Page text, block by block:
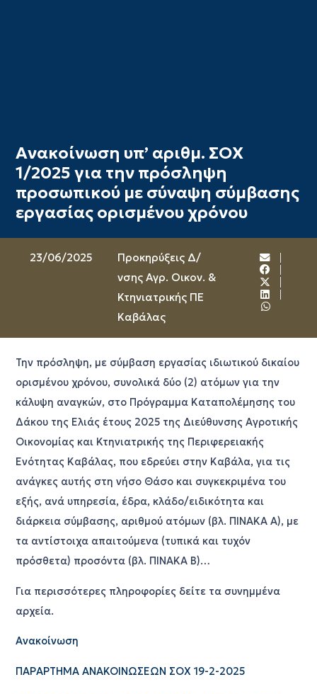
Ανακοίνωση υπ’ αριθμ. ΣΟΧ
1/2025 για την πρόσληψη
προσωπικού με σύναψη σύμβασης
εργασίας ορισμένου χρόνου
23/06/2025
Προκηρύξεις Δ/
νσης Αγρ. Οικον. &
Κτηνιατρικής ΠΕ
Καβάλας
Την πρόσληψη, με σύμβαση εργασίας ιδιωτικού δικαίου
ορισμένου χρόνου, συνολικά δύο (2) ατόμων για την
κάλυψη αναγκών, στο Πρόγραμμα Καταπολέμησης του
Δάκου της Ελιάς έτους 2025 της Διεύθυνσης Αγροτικής
Οικονομίας και Κτηνιατρικής της Περιφερειακής
Ενότητας Καβάλας, που εδρεύει στην Καβάλα, για τις
ανάγκες αυτής στη νήσο Θάσο και συγκεκριμένα του
εξής, ανά υπηρεσία, έδρα, κλάδο/ειδικότητα και
διάρκεια σύμβασης, αριθμού ατόμων (βλ. ΠΙΝΑΚΑ Α), με
τα αντίστοιχα απαιτούμενα (τυπικά και τυχόν
πρόσθετα) προσόντα (βλ. ΠΙΝΑΚΑ Β)…
Για περισσότερες πληροφορίες δείτε τα συνημμένα
αρχεία.
Ανακοίνωση
ΠΑΡΑΡΤΗΜΑ ΑΝΑΚΟΙΝΩΣΕΩΝ ΣΟΧ 19-2-2025